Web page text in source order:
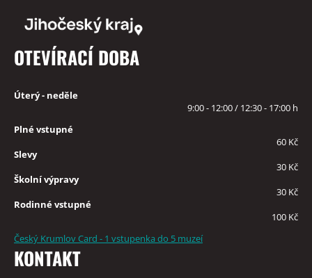
OTEVÍRACÍ DOBA
Úterý - neděle
9:00 - 12:00 / 12:30 - 17:00 h
Plné vstupné
60 Kč
Slevy
30 Kč
Školní výpravy
30 Kč
Rodinné vstupné
100 Kč
Český Krumlov Card - 1 vstupenka do 5 muzeí
KONTAKT